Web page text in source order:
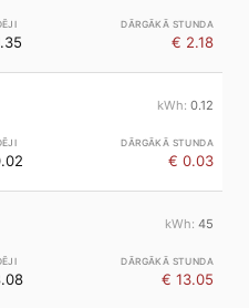
€ 2.18
0.12
€ 0.03
45
€ 13.05